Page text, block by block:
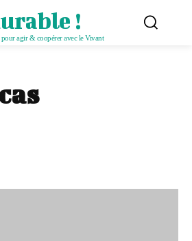
!
pour agir & coopérer avec le Vivant